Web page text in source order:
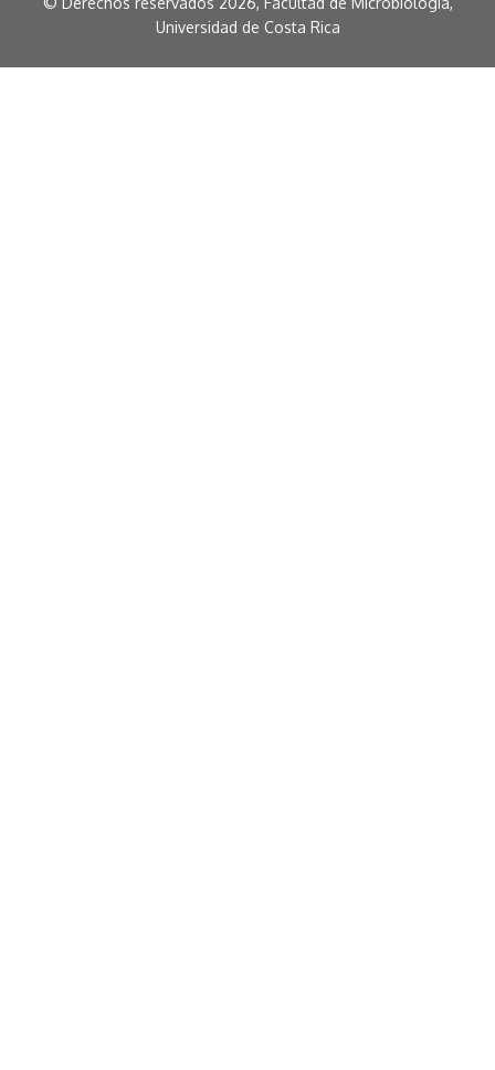
Universidad de Costa Rica